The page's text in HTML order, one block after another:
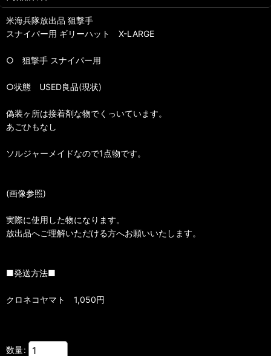
米海兵隊放出品 狙撃手
スナイパー用 ギリーハット X-LARGE
○ 狙撃手 スナイパー用
○状態 USED良品(現状)
偽装ヶ所は接着剤な物でくっいています。
あごひもなし
ソルジャーメイドなので1点物です。
(画像参照)
実際に使用した物になります。
放出品へご理解いただける方へお願いいたします。
■発送方法■
クロネコヤマト 1,050円
数量: